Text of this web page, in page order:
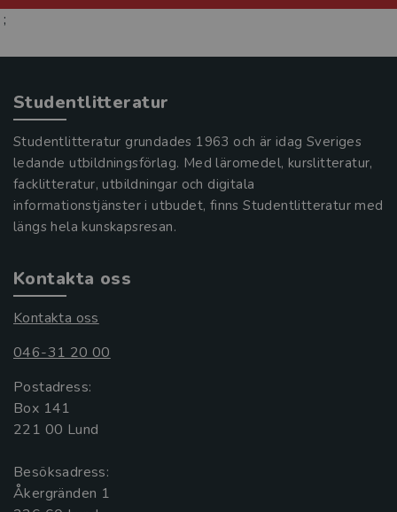
;
Studentlitteratur
Studentlitteratur grundades 1963 och är idag Sveriges
ledande utbildningsförlag. Med läromedel, kurslitteratur,
facklitteratur, utbildningar och digitala
informationstjänster i utbudet, finns Studentlitteratur med
längs hela kunskapsresan.
Kontakta oss
Kontakta oss
046-31 20 00
Postadress:
Box 141
221 00 Lund
Besöksadress:
Åkergränden 1